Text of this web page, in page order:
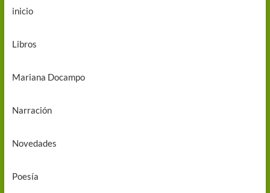
inicio
Libros
Mariana Docampo
Narración
Novedades
Poesía